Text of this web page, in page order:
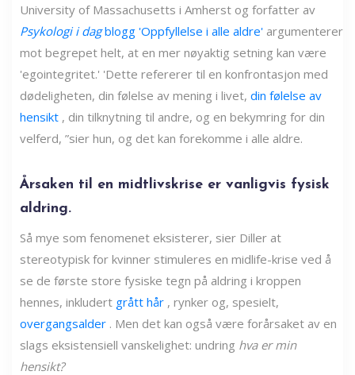
University of Massachusetts i Amherst og forfatter av
Psykologi i dagblogg 'Oppfyllelse i alle aldre' argumenterer
mot begrepet helt, at en mer nøyaktig setning kan være
'egointegritet.' 'Dette refererer til en konfrontasjon med
dødeligheten, din følelse av mening i livet, din følelse av
hensikt , din tilknytning til andre, og en bekymring for din
velferd, ”sier hun, og det kan forekomme i alle aldre.
Årsaken til en midtlivskrise er vanligvis fysisk
aldring.
Så mye som fenomenet eksisterer, sier Diller at
stereotypisk for kvinner stimuleres en midlife-krise ved å
se de første store fysiske tegn på aldring i kroppen
hennes, inkludert grått hår , rynker og, spesielt,
overgangsalder . Men det kan også være forårsaket av en
slags eksistensiell vanskelighet: undring hva er min
hensikt?